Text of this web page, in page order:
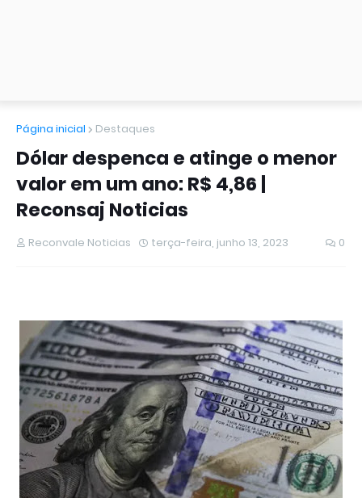
Página inicial Destaques
Dólar despenca e atinge o menor
valor em um ano: R$ 4,86 |
Reconsaj Noticias
Reconvale Noticias terça-feira, junho 13, 2023 0